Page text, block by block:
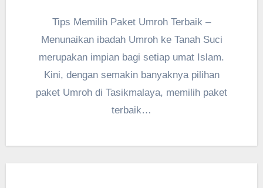
Tips Memilih Paket Umroh Terbaik –
Menunaikan ibadah Umroh ke Tanah Suci
merupakan impian bagi setiap umat Islam.
Kini, dengan semakin banyaknya pilihan
paket Umroh di Tasikmalaya, memilih paket
terbaik…